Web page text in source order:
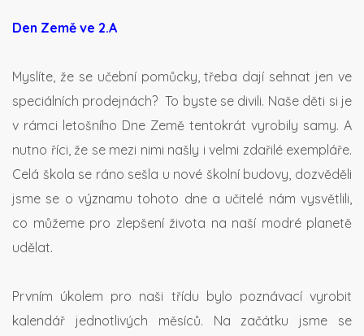
Den Země ve 2.A
Myslíte, že se učební pomůcky, třeba dají sehnat jen ve
speciálních prodejnách? To byste se divili. Naše děti si je
v rámci letošního Dne Země tentokrát vyrobily samy. A
nutno říci, že se mezi nimi našly i velmi zdařilé exempláře.
Celá škola se ráno sešla u nové školní budovy, dozvěděli
jsme se o významu tohoto dne a učitelé nám vysvětlili,
co můžeme pro zlepšení života na naší modré planetě
udělat.
Prvním úkolem pro naši třídu bylo poznávací vyrobit
kalendář jednotlivých měsíců. Na začátku jsme se